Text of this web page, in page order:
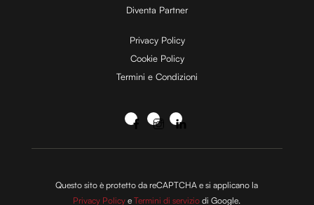
Diventa Partner
Privacy Policy
Cookie Policy
Termini e Condizioni
Questo sito è protetto da reCAPTCHA e si applicano la
Privacy Policy eTermini di servizio di Google.